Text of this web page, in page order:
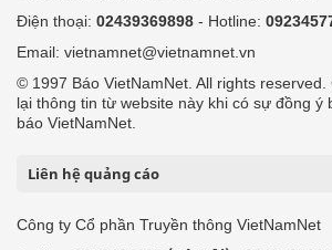
Điện thoại: 02439369898 - Hotline:
Email: vietnamnet@vietnamnet.vn
© 1997 Báo VietNamNet. All rights
lại thông tin từ website này khi có sự đồng ý
báo VietNamNet.
Liên hệ quảng cáo
Công ty Cổ phần Truyền thông VietNamNet